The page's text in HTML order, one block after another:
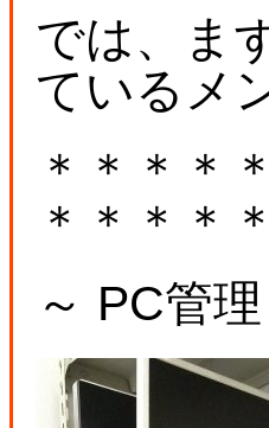
では、ま
ているメ
＊＊＊＊
＊＊＊＊
～ PC管理